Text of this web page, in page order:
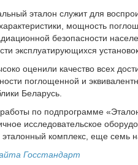
эталон служит для
мощность
безопасности
эксплуатирующихся
оценили качество всех
поглощенной и
Беларусь.
по подпрограмме
исследовательское
эталонный комплекс, еще семь
Госстандарт